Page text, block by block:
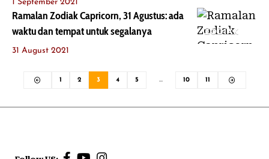
1 September 2021
ZODIAK
Ramalan Zodiak Capricorn, 31 Agustus: ada
waktu dan tempat untuk segalanya
31 August 2021
1 2 3 4 5 … 10 11